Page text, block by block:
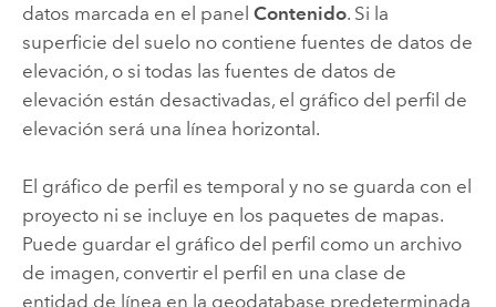
datos marcada en el panel Contenido. Si la
superficie del suelo no contiene fuentes de datos de
elevación, o si todas las fuentes de datos de
elevación están desactivadas, el gráfico del perfil de
elevación será una línea horizontal.
El gráfico de perfil es temporal y no se guarda con el
proyecto ni se incluye en los paquetes de mapas.
Puede guardar el gráfico del perfil como un archivo
de imagen, convertir el perfil en una clase de
entidad de línea en la geodatabase predeterminada